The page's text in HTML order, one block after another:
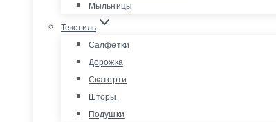
Мыльницы
Текстиль
Салфетки
Дорожка
Скатерти
Шторы
Подушки